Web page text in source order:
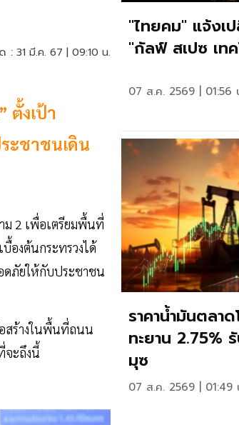
: 31 มี.ค. 67 | 09:10 น.
ตั้งเป้า
ะชาชนเดิน
ม 2 เพื่อเตรียมพื้นที่
องต้นกระทรวงได้
ดภัยให้กับประชาชน
สร้างในพื้นที่ถนน
จะถึงนี้
"ไทยคม" แจ้งเ
"กัลฟ์ สเปซ เท
07 ส.ค. 2569 | 01:56
ราคาน้ำมันตลา
ทะยาน 2.75%
มุซ
07 ส.ค. 2569 | 01:49